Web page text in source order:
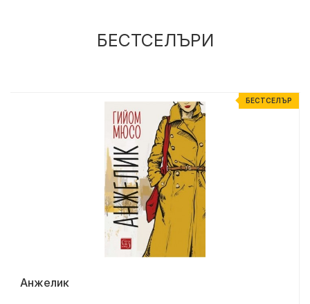
БЕСТСЕЛЪРИ
БЕСТСЕЛЪР
Анжелик